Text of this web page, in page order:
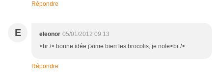
Répondre
E eleonor 05/01/2012 09:13
<br /> bonne idée j'aime bien les brocolis, je note<br />
Répondre